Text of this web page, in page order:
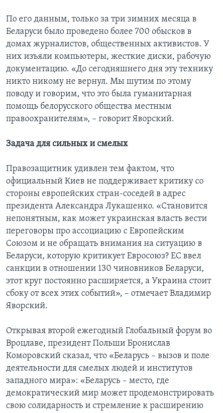
По его данным, только за три зимних месяца в
Беларуси было проведено более 700 обысков в
домах журналистов, общественных активистов. У
них изъяли компьютеры, жесткие диски, рабочую
документацию. «До сегодняшнего дня эту технику
никто никому не вернул. Мы шутим по этому
поводу и говорим, что это была гуманитарная
помощь белорусского общества местным
правоохранителям», – говорит Яворский.
Задача для сильных и смелых
Правозащитник удивлен тем фактом, что
официальный Киев не поддерживает критику со
стороны европейских стран-соседей в адрес
президента Александра Лукашенко. «Становится
непонятным, как может украинская власть вести
переговоры про ассоциацию с Европейским
Союзом и не обращать внимания на ситуацию в
Беларуси, которую критикует Евросоюз? ЕС ввел
санкции в отношении 130 чиновников Беларуси,
этот круг постоянно расширяется, а Украина стоит
сбоку от всех этих событий», – отмечает Владимир
Яворский.
Открывая второй ежегодный Глобальный форум во
Вроцлаве, президент Польши Бронислав
Коморовский сказал, что «Беларусь – вызов и поле
деятельности для смелых людей и институтов
западного мира»: «Беларусь – место, где
демократический мир может продемонстрировать
свою солидарность и стремление к расширению